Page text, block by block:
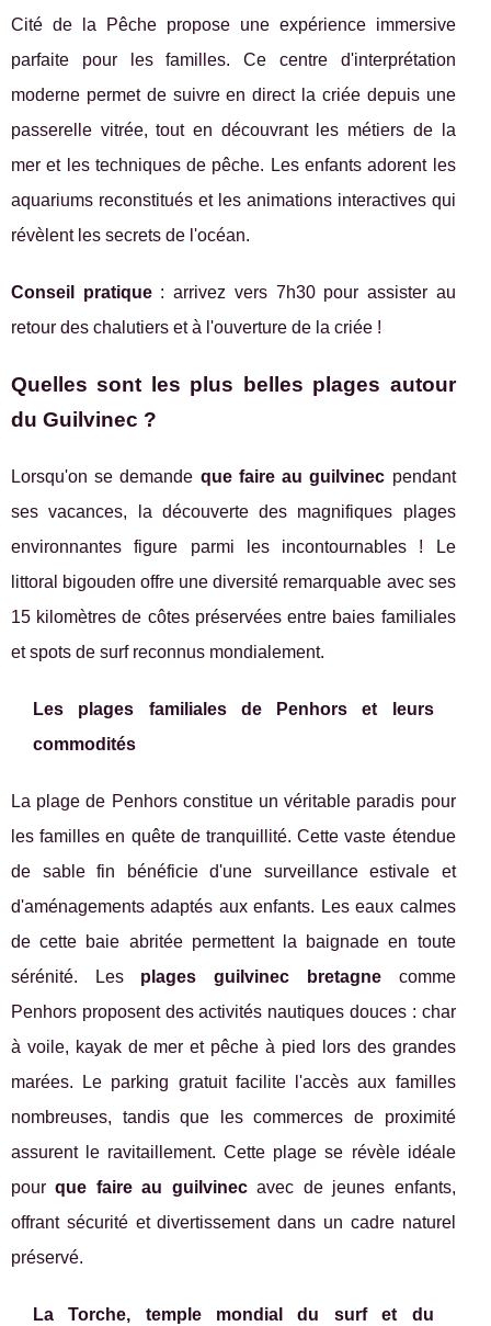
Cité de la Pêche propose une expérience immersive
parfaite pour les familles. Ce centre d'interprétation
moderne permet de suivre en direct la criée depuis une
passerelle vitrée, tout en découvrant les métiers de la
mer et les techniques de pêche. Les enfants adorent les
aquariums reconstitués et les animations interactives qui
révèlent les secrets de l'océan.
Conseil pratique: arrivez vers 7h30 pour assister au
retour des chalutiers et à l'ouverture de la criée !
Quelles sont les plus belles plages autour
du Guilvinec ?
Lorsqu'on se demande que faire au guilvinec pendant
ses vacances, la découverte des magnifiques plages
environnantes figure parmi les incontournables ! Le
littoral bigouden offre une diversité remarquable avec ses
15 kilomètres de côtes préservées entre baies familiales
et spots de surf reconnus mondialement.
Les plages familiales de Penhors et leurs
commodités
La plage de Penhors constitue un véritable paradis pour
les familles en quête de tranquillité. Cette vaste étendue
de sable fin bénéficie d'une surveillance estivale et
d'aménagements adaptés aux enfants. Les eaux calmes
de cette baie abritée permettent la baignade en toute
sérénité. Les plages guilvinec bretagnecomme
Penhors proposent des activités nautiques douces : char
à voile, kayak de mer et pêche à pied lors des grandes
marées. Le parking gratuit facilite l'accès aux familles
nombreuses, tandis que les commerces de proximité
assurent le ravitaillement. Cette plage se révèle idéale
pourque faire au guilvinecavec de jeunes enfants,
offrant sécurité et divertissement dans un cadre naturel
préservé.
La Torche, temple mondial du surf et du